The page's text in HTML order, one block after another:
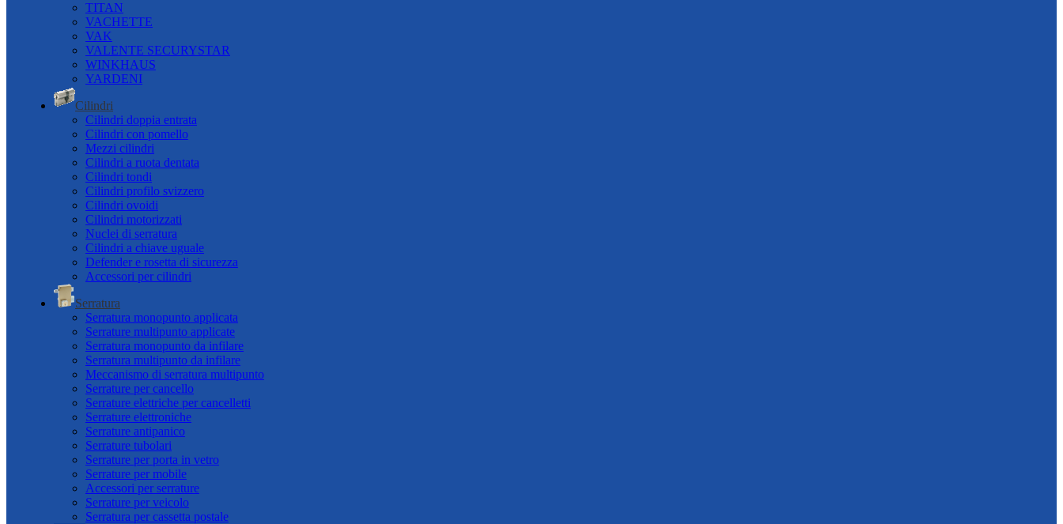
TITAN
VACHETTE
VAK
VALENTE SECURYSTAR
WINKHAUS
YARDENI
Cilindri
Cilindri doppia entrata
Cilindri con pomello
Mezzi cilindri
Cilindri a ruota dentata
Cilindri tondi
Cilindri profilo svizzero
Cilindri ovoidi
Cilindri motorizzati
Nuclei di serratura
Cilindri a chiave uguale
Defender e rosetta di sicurezza
Accessori per cilindri
Serratura
Serratura monopunto applicata
Serrature multipunto applicate
Serratura monopunto da infilare
Serratura multipunto da infilare
Meccanismo di serratura multipunto
Serrature per cancello
Serrature elettriche per cancelletti
Serrature elettroniche
Serrature antipanico
Serrature tubolari
Serrature per porta in vetro
Serrature per mobile
Accessori per serrature
Serrature per veicolo
Serratura per cassetta postale